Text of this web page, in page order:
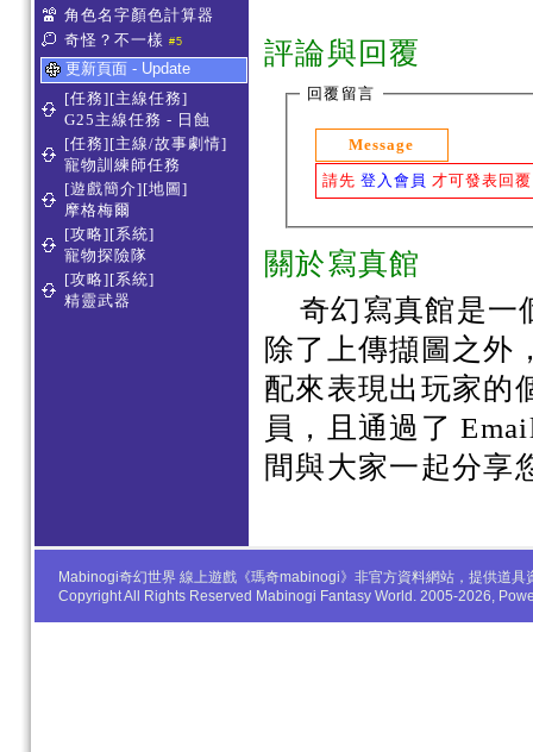
角色名字顏色計算器
奇怪？不一樣 #5
更新頁面 - Update
[任務][主線任務]
G25主線任務 - 日蝕
[任務][主線/故事劇情]
寵物訓練師任務
[遊戲簡介][地圖]
摩格梅爾
[攻略][系統]
寵物探險隊
[攻略][系統]
精靈武器
評論與回覆
回覆留言
Message
請先 登入會員 才可發表回
關於寫真館
奇幻寫真館是一
除了上傳擷圖之外
配來表現出玩家的
員，且通過了
間與大家一起分享
Mabinogi奇幻世界 線上遊戲《瑪奇mabinogi》非官方資料網站，提供道
Copyright All Rights Reserved Mabinogi Fantasy World. 2005-2026,